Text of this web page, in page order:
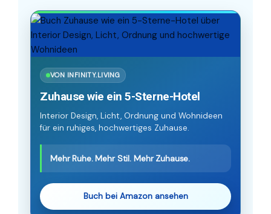
VON INFINITY.LIVING
Zuhause wie ein 5-Sterne-Hotel
Interior Design, Licht, Ordnung und Wohnideen
für ein ruhiges, hochwertiges Zuhause.
Mehr Ruhe. Mehr Stil. Mehr Zuhause.
Buch bei Amazon ansehen